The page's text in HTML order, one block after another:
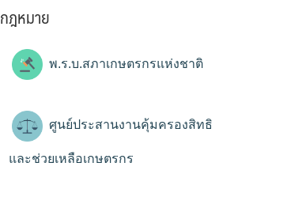
กฎหมาย
พ.ร.บ.สภาเกษตรกรแห่งชาติ
ศูนย์ประสานงานคุ้มครองสิทธิ
และช่วยเหลือเกษตรกร